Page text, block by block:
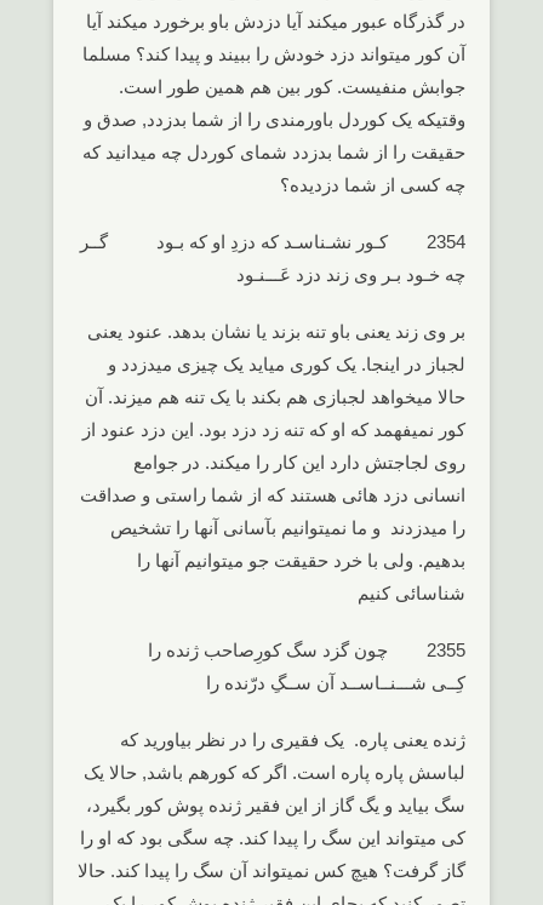
در گذرگاه عبور میکند آیا دزدش باو برخورد میکند آیا
آن کور میتواند دزد خودش را ببیند و پیدا کند؟ مسلما
جوابش منفیست. کور بین هم همین طور است.
وقتیکه یک کوردل باورمندی را از شما بدزدد, صدق و
حقیقت را از شما بدزدد شمای کوردل چه میدانید که
چه کسی از شما دزدیده؟
2354 کـور نشـناسـد که دزدِ او که بـود گــر
چه خـود بـر وی زند دزد عَـــنـود
بر وی زند یعنی باو تنه بزند یا نشان بدهد. عنود یعنی
لجباز در اینجا. یک کوری میاید یک چیزی میدزدد و
حالا میخواهد لجبازی هم بکند با یک تنه هم میزند. آن
کور نمیفهمد که او که تنه زد دزد بود. این دزد عنود از
روی لجاجتش دارد این کار را میکند. در جوامع
انسانی دزد هائی هستند که از شما راستی و صداقت
را میدزدند و ما نمیتوانیم بآسانی آنها را تشخیص
بدهیم. ولی با خرد حقیقت جو میتوانیم آنها را
شناسائی کنیم
2355 چون گزد سگ کورِصاحب ژنده را
کِــی شـــنــاســد آن ســگِ درّنده را
ژنده یعنی پاره. یک فقیری را در نظر بیاورید که
لباسش پاره پاره است. اگر که کورهم باشد, حالا یک
سگ بیاید و یگ گاز از این فقیر ژنده پوش کور بگیرد،
کی میتواند این سگ را پیدا کند. چه سگی بود که او را
گاز گرفت؟ هیچ کس نمیتواند آن سگ را پیدا کند. حالا